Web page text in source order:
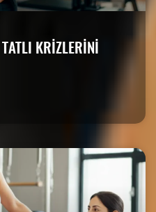
KRIZLERINI